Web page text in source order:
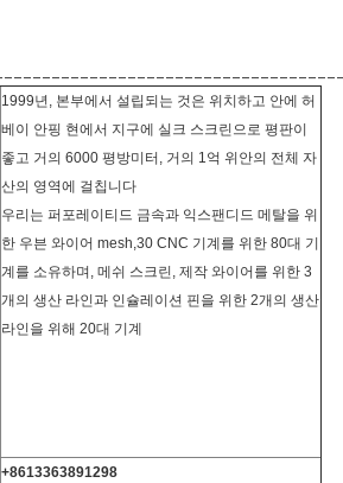
1999년, 본부에서 설립되는 것은 위치하고 안에 허
베이 안핑 현에서 지구에 실크 스크린으로 평판이
좋고 거의 6000 평방미터, 거의 1억 위안의 전체 자
산의 영역에 걸칩니다
우리는 퍼포레이티드 금속과 익스팬디드 메탈을 위
한 우븐 와이어 mesh,30 CNC 기계를 위한 80대 기
계를 소유하며, 메쉬 스크린, 제작 와이어를 위한 3
개의 생산 라인과 인슐레이션 핀을 위한 2개의 생산
라인을 위해 20대 기계
+8613363891298